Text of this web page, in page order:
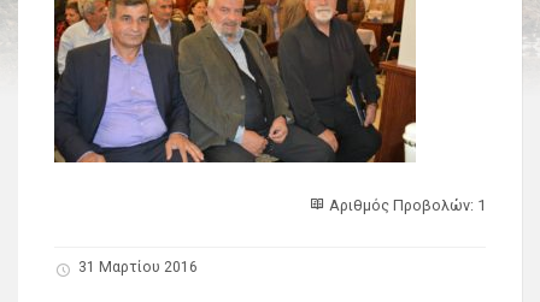
Αριθμός Προβολών: 1
31 Μαρτίου 2016